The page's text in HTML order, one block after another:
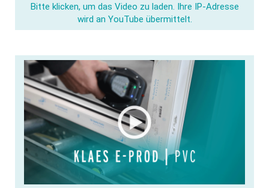
Bitte klicken, um das Video zu laden. Ihre IP-Adresse
wird an YouTube übermittelt.